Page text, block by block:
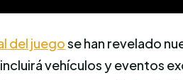
del juegose han revelado
vehículos y eventos